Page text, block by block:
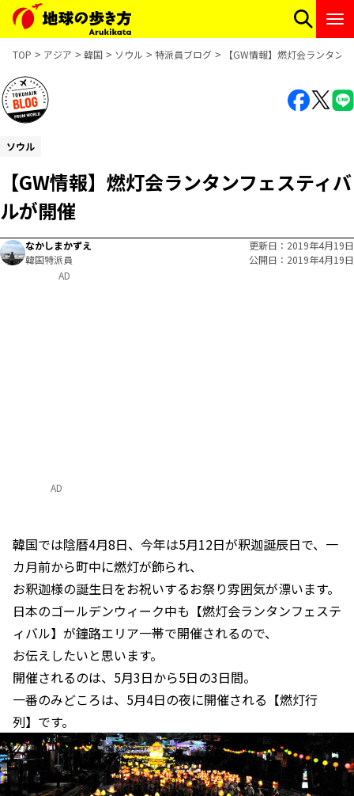
TOP アジア 韓国 ソウル 特派員ブログ 【GW情報】燃灯会ランタン
ソウル
【GW情報】燃灯会ランタンフェスティバ
ルが開催
なかしまかずえ
韓国特派員
更新日
2019年4月19日
公開日
2019年4月19日
AD
韓国では陰暦4月8日、今年は5月12日が釈迦誕辰日で、一
カ月前から町中に燃灯が飾られ、
お釈迦様の誕生日をお祝いするお祭り雰囲気が漂います。
日本のゴールデンウィーク中も【燃灯会ランタンフェステ
ィバル】が鐘路エリア一帯で開催されるので、
お伝えしたいと思います。
開催されるのは、5月3日から5日の3日間。
一番のみどころは、5月4日の夜に開催される【燃灯行
列】です。
AD